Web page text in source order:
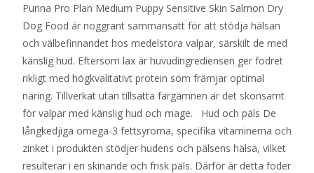
Purina Pro Plan Medium Puppy Sensitive Skin Salmon Dry
Dog Food är noggrant sammansatt för att stödja hälsan
och välbefinnandet hos medelstora valpar, särskilt de med
känslig hud. Eftersom lax är huvudingrediensen ger fodret
rikligt med högkvalitativt protein som främjar optimal
näring. Tillverkat utan tillsatta färgämnen är det skonsamt
för valpar med känslig hud och mage. Hud och päls De
långkedjiga omega-3 fettsyrorna, specifika vitaminerna och
zinket i produkten stödjer hudens och pälsens hälsa, vilket
resulterar i en skinande och frisk päls. Därför är detta foder